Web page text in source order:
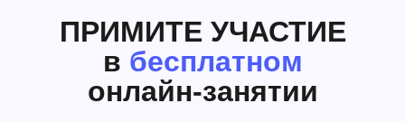
ПРИМИТЕ УЧАСТИЕ
в бесплатном
онлайн-занятии